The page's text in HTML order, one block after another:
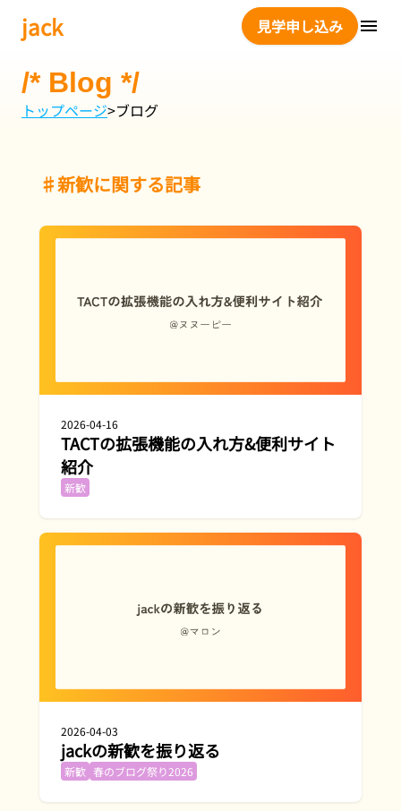
jack 見学申し込み
/* Blog */
トップページ>ブログ
♯新歓に関する記事
2026-04-16
TACTの拡張機能の入れ方&便利サイト
紹介
新歓
2026-04-03
jackの新歓を振り返る
新歓 春のブログ祭り2026